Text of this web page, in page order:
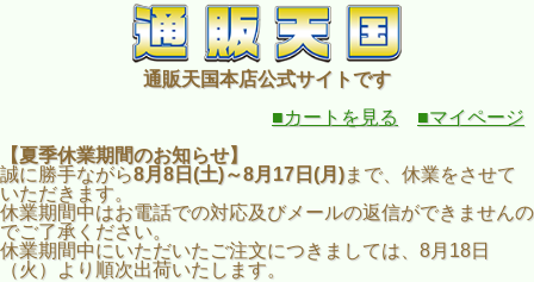
通販天国本店公式サイトです
■カートを見る
■マイページ
【夏季休業期間のお知らせ】
誠に勝手ながら8月8日(土)～8月17日(月)まで、休業をさせて
いただきます。
休業期間中はお電話での対応及びメールの返信ができませんの
でご了承ください。
休業期間中にいただいたご注文につきましては、8月18日
（火）より順次出荷いたします。